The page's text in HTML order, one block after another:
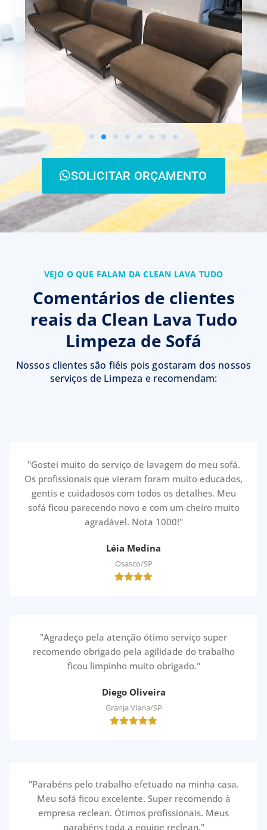
SOLICITAR ORÇAMENTO
VEJO O QUE FALAM DA CLEAN LAVA TUDO
Comentários de clientes
reais da Clean Lava Tudo
Limpeza de Sofá
Nossos clientes são fiéis pois gostaram dos nossos
serviços de Limpeza e recomendam:
"Gostei muito do serviço de lavagem do meu sofá.
Os profissionais que vieram foram muito educados,
gentis e cuidadosos com todos os detalhes. Meu
sofá ficou parecendo novo e com um cheiro muito
agradável. Nota 1000!"
Léia Medina
Osasco/SP
"Agradeço pela atenção ótimo serviço super
recomendo obrigado pela agilidade do trabalho
ficou limpinho muito obrigado."
Diego Oliveira
Granja Viana/SP
"Parabéns pelo trabalho efetuado na minha casa.
Meu sofá ficou excelente. Super recomendo à
empresa reclean. Ótimos profissionais. Meus
parabéns toda a equipe reclean."